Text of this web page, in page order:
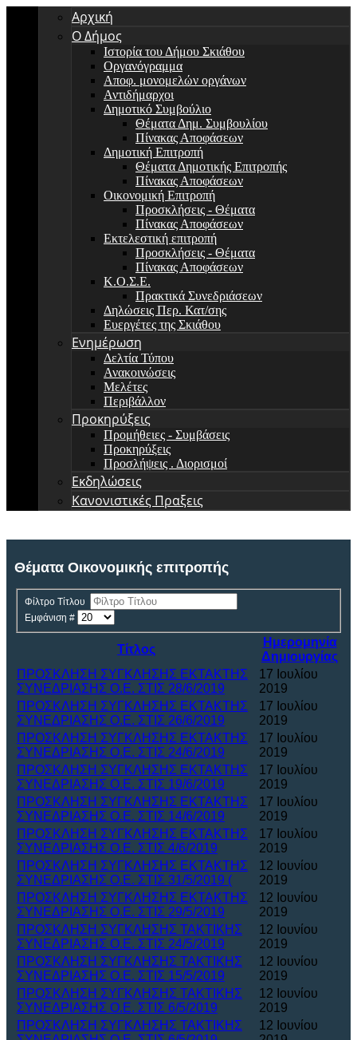
Αρχική
Ο Δήμος
Ιστορία του Δήμου Σκιάθου
Οργανόγραμμα
Αποφ. μονομελών οργάνων
Αντιδήμαρχοι
Δημοτικό Συμβούλιο
Θέματα Δημ. Συμβουλίου
Πίνακας Αποφάσεων
Δημοτική Επιτροπή
Θέματα Δημοτικής Επιτροπής
Πίνακας Αποφάσεων
Οικονομική Επιτροπή
Προσκλήσεις - Θέματα
Πίνακας Αποφάσεων
Εκτελεστική επιτροπή
Προσκλήσεις - Θέματα
Πίνακας Αποφάσεων
Κ.Ο.Σ.Ε.
Πρακτικά Συνεδριάσεων
Δηλώσεις Περ. Κατ/σης
Ευεργέτες της Σκιάθου
Ενημέρωση
Δελτία Τύπου
Ανακοινώσεις
Μελέτες
Περιβάλλον
Προκηρύξεις
Προμήθειες - Συμβάσεις
Προκηρύξεις
Προσλήψεις . Διορισμοί
Εκδηλώσεις
Κανονιστικές Πραξεις
Θέματα Οικονομικής επιτροπής
Φίλτρο Τίτλου
Εμφάνιση #
Τίτλος
Ημερομηνία
Δημιουργίας
ΠΡΟΣΚΛΗΣΗ ΣΥΓΚΛΗΣΗΣ ΕΚΤΑΚΤΗΣ
ΣΥΝΕΔΡΙΑΣΗΣ Ο.Ε. ΣΤΙΣ 28/6/2019
17 Ιουλίου
2019
ΠΡΟΣΚΛΗΣΗ ΣΥΓΚΛΗΣΗΣ ΕΚΤΑΚΤΗΣ
ΣΥΝΕΔΡΙΑΣΗΣ Ο.Ε. ΣΤΙΣ 26/6/2019
17 Ιουλίου
2019
ΠΡΟΣΚΛΗΣΗ ΣΥΓΚΛΗΣΗΣ ΕΚΤΑΚΤΗΣ
ΣΥΝΕΔΡΙΑΣΗΣ Ο.Ε. ΣΤΙΣ 24/6/2019
17 Ιουλίου
2019
ΠΡΟΣΚΛΗΣΗ ΣΥΓΚΛΗΣΗΣ ΕΚΤΑΚΤΗΣ
ΣΥΝΕΔΡΙΑΣΗΣ Ο.Ε. ΣΤΙΣ 19/6/2019
17 Ιουλίου
2019
ΠΡΟΣΚΛΗΣΗ ΣΥΓΚΛΗΣΗΣ ΕΚΤΑΚΤΗΣ
ΣΥΝΕΔΡΙΑΣΗΣ Ο.Ε. ΣΤΙΣ 14/6/2019
17 Ιουλίου
2019
ΠΡΟΣΚΛΗΣΗ ΣΥΓΚΛΗΣΗΣ ΕΚΤΑΚΤΗΣ
ΣΥΝΕΔΡΙΑΣΗΣ Ο.Ε. ΣΤΙΣ 4/6/2019
17 Ιουλίου
2019
ΠΡΟΣΚΛΗΣΗ ΣΥΓΚΛΗΣΗΣ ΕΚΤΑΚΤΗΣ
ΣΥΝΕΔΡΙΑΣΗΣ Ο.Ε. ΣΤΙΣ 31/5/2019 (
12 Ιουνίου
2019
ΠΡΟΣΚΛΗΣΗ ΣΥΓΚΛΗΣΗΣ ΕΚΤΑΚΤΗΣ
ΣΥΝΕΔΡΙΑΣΗΣ Ο.Ε. ΣΤΙΣ 29/5/2019
12 Ιουνίου
2019
ΠΡΟΣΚΛΗΣΗ ΣΥΓΚΛΗΣΗΣ ΤΑΚΤΙΚΗΣ
ΣΥΝΕΔΡΙΑΣΗΣ Ο.Ε. ΣΤΙΣ 24/5/2019
12 Ιουνίου
2019
ΠΡΟΣΚΛΗΣΗ ΣΥΓΚΛΗΣΗΣ ΤΑΚΤΙΚΗΣ
ΣΥΝΕΔΡΙΑΣΗΣ Ο.Ε. ΣΤΙΣ 15/5/2019
12 Ιουνίου
2019
ΠΡΟΣΚΛΗΣΗ ΣΥΓΚΛΗΣΗΣ ΤΑΚΤΙΚΗΣ
ΣΥΝΕΔΡΙΑΣΗΣ Ο.Ε. ΣΤΙΣ 6/5/2019
12 Ιουνίου
2019
ΠΡΟΣΚΛΗΣΗ ΣΥΓΚΛΗΣΗΣ ΤΑΚΤΙΚΗΣ
12 Ιουνίου